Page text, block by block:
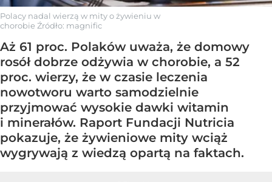
Polacy nadal wierzą w mity o żywieniu w
chorobie Źródło: magnific
Aż 61 proc. Polaków uważa, że domowy
rosół dobrze odżywia w chorobie, a 52
proc. wierzy, że w czasie leczenia
nowotworu warto samodzielnie
przyjmować wysokie dawki witamin
i minerałów. Raport Fundacji Nutricia
pokazuje, że żywieniowe mity wciąż
wygrywają z wiedzą opartą na faktach.